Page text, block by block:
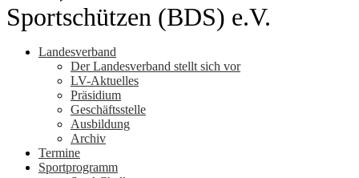
Sportschützen (BDS) e.V.
Landesverband
Der Landesverband stellt sich vor
LV-Aktuelles
Präsidium
Geschäftsstelle
Ausbildung
Archiv
Termine
Sportprogramm